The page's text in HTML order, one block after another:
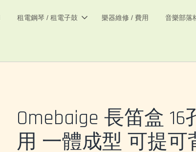
租電鋼琴 / 租電子鼓 樂器維修 / 費用 音樂部落
Omebaige 長笛盒 16
用 一體成型 可提可